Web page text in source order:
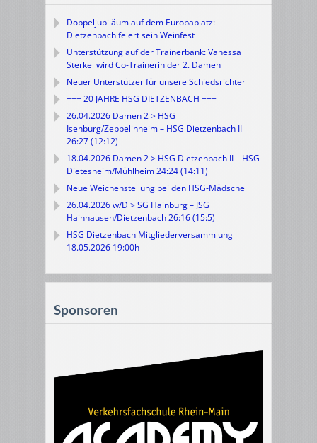
Doppeljubiläum auf dem Europaplatz:
Dietzenbach feiert sein Weinfest
Unterstützung auf der Trainerbank: Vanessa
Sterkel wird Co-Trainerin der 2. Damen
Neuer Unterstützer für unsere Schiedsrichter
+++ 20 JAHRE HSG DIETZENBACH +++
26.04.2026 Damen 2 > HSG
Isenburg/Zeppelinheim – HSG Dietzenbach II
26:27 (12:12)
18.04.2026 Damen 2 > HSG Dietzenbach II – HSG
Dietesheim/Mühlheim 24:24 (14:11)
Neue Weichenstellung bei den HSG-Mädsche
26.04.2026 w/D > SG Hainburg – JSG
Hainhausen/Dietzenbach 26:16 (15:5)
HSG Dietzenbach Mitgliederversammlung
18.05.2026 19:00h
Sponsoren